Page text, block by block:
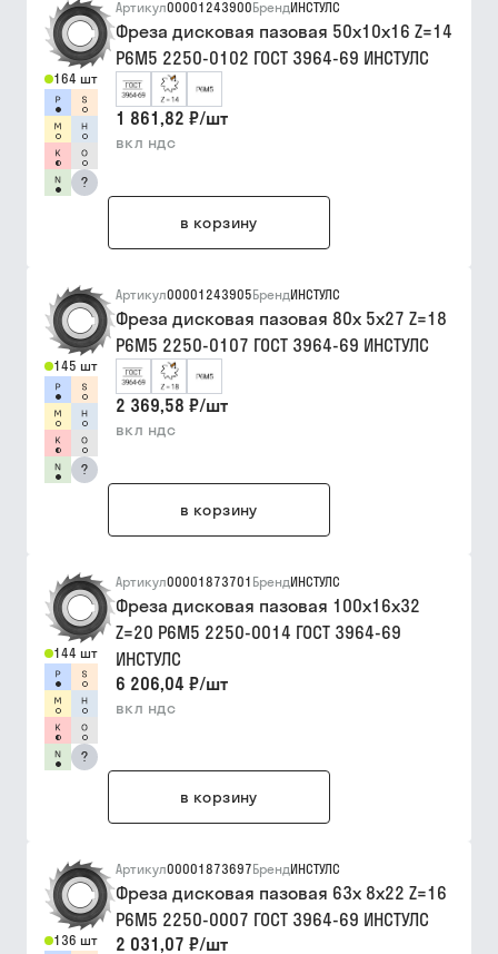
164 шт
?
Артикул00001243900БрендИНСТУЛС
Фреза дисковая пазовая 50х10х16 Z=14
Р6М5 2250-0102 ГОСТ 3964-69 ИНСТУЛС
1 861,82 ₽/шт
вкл ндс
в корзину
145 шт
?
Артикул00001243905БрендИНСТУЛС
Фреза дисковая пазовая 80х 5х27 Z=18
Р6М5 2250-0107 ГОСТ 3964-69 ИНСТУЛС
2 369,58 ₽/шт
вкл ндс
в корзину
144 шт
?
Артикул00001873701 БрендИНСТУЛС
Фреза дисковая пазовая 100х16х32
Z=20 Р6М5 2250-0014 ГОСТ 3964-69
ИНСТУЛС
6 206,04 ₽/шт
вкл ндс
в корзину
136 шт
Артикул00001873697БрендИНСТУЛС
Фреза дисковая пазовая 63х 8х22 Z=16
Р6М5 2250-0007 ГОСТ 3964-69 ИНСТУЛС
2 031,07 ₽/шт